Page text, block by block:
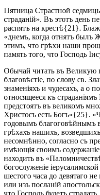
Пятница Страстной
страданій». Въ этотъ день
распятъ на крестѣ{21}.
«днемъ, когда отнятъ былъ
этимъ, что грѣхи наши
память того, что Господь
Обычай читать въ Великую
благовѣстіе, по слову св.
знаменіяхъ и чудесахъ, а о
относящееся къ
предстоятъ въ великомъ
Христосъ есть Богъ»{25}.
годовымъ благоговѣйнымъ
грѣхахъ нашихъ,
несомнѣнно, согласно съ
имѣющія своимъ
находить въ
богослуженіе
шестого часа до девятаго
или изъ посланій
что Господь будетъ